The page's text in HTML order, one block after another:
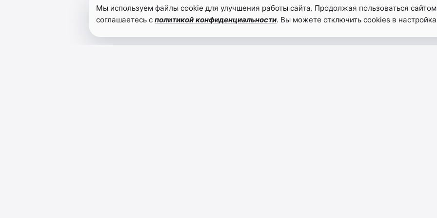
Мы используем файлы cookie для улучшения работы сайта. Продолжая пользоваться
соглашаетесь сполитикой конфиденциальности. Вы можете отключить cookies в